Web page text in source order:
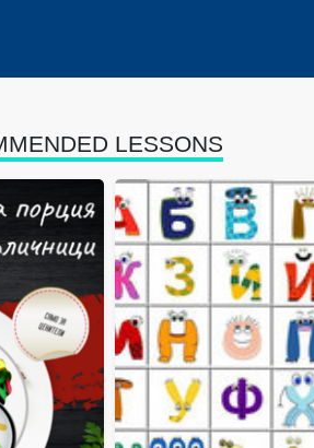
LESSONS